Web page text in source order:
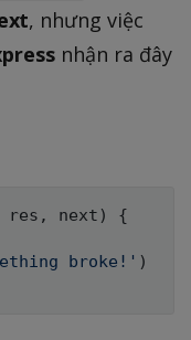
, nhưng việc
nhận ra đây
res , next )
{
broke!' )